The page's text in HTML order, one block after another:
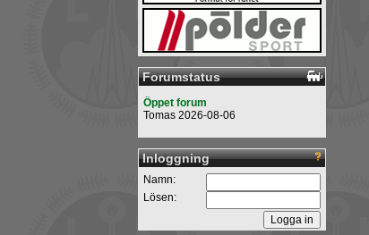
Forumstatus
Öppet forum
Tomas 2026-08-06
Inloggning
Namn:
Lösen: